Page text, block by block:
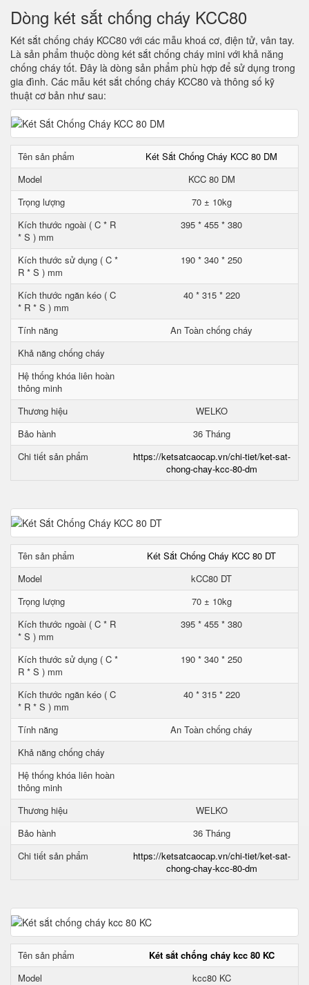
Dòng két sắt chống cháy KCC80
Két sắt chống cháy KCC80 với các mẫu khoá cơ, điện tử, vân tay.
Là sản phẩm thuộc dòng két sắt chống cháy mini với khả năng
chống cháy tốt. Đây là dòng sản phẩm phù hợp để sử dụng trong
gia đình. Các mẫu két sắt chống cháy KCC80 và thông số kỹ
thuật cơ bản như sau:
Tên sản phẩm
Két Sắt Chống Cháy KCC 80 DM
Model
KCC 80 DM
Trọng lượng
70 ± 10kg
Kích thước ngoài ( C * R
* S ) mm
395 * 455 * 380
Kích thước sử dụng ( C *
R * S ) mm
190 * 340 * 250
Kích thước ngăn kéo ( C
* R * S ) mm
40 * 315 * 220
Tính năng
An Toàn chống cháy
Khả năng chống cháy
Hệ thống khóa liên hoàn
thông minh
Thương hiệu
WELKO
Bảo hành
36 Tháng
Chi tiết sản phẩm
https://ketsatcaocap.vn/chi-tiet/ket-sat-
chong-chay-kcc-80-dm
Tên sản phẩm
Két Sắt Chống Cháy KCC 80 DT
Model
kCC80 DT
Trọng lượng
70 ± 10kg
Kích thước ngoài ( C * R
* S ) mm
395 * 455 * 380
Kích thước sử dụng ( C *
R * S ) mm
190 * 340 * 250
Kích thước ngăn kéo ( C
* R * S ) mm
40 * 315 * 220
Tính năng
An Toàn chống cháy
Khả năng chống cháy
Hệ thống khóa liên hoàn
thông minh
Thương hiệu
WELKO
Bảo hành
36 Tháng
Chi tiết sản phẩm
https://ketsatcaocap.vn/chi-tiet/ket-sat-
chong-chay-kcc-80-dm
Tên sản phẩm
Két sắt chống cháy kcc 80 KC
Model
kcc80 KC